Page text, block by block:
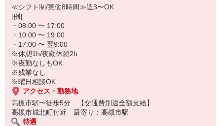
スタッフの負担も軽く人気の施設です＊
ゆったりとした環境の中で一緒に働いてみませんか？
短期2ヶ月〜のお試し勤務も可能です！
わからないことは専任のコーディネーターにご相談ください★
≪シフト制/実働8時間≫週3〜OK
[例]
・08:00 〜 17:00
・10:00 〜 19:00
・17:00 〜 翌9:00
※休憩1h/夜勤休憩2h
※夜勤なしもOK
※残業なし
※曜日相談OK
アクセス・勤務地
高槻市駅〜徒歩5分 【交通費別途全額支給】
高槻市城北町付近 最寄り：高槻市駅
待遇